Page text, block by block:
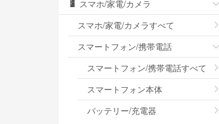
スマホ/家電/カメラ
スマホ/家電/カメラすべて
スマートフォン/携帯電話
スマートフォン/携帯電話すべて
スマートフォン本体
バッテリー/充電器